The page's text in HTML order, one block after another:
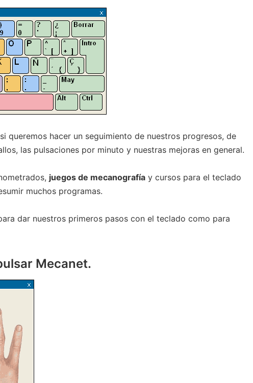
queremos hacer un seguimiento de nuestros progresos, de
las pulsaciones por minuto y nuestras mejoras en general.
juegos de mecanografía y cursos para el teclado
muchos programas.
dar nuestros primeros pasos con el teclado como para
Mecanet.